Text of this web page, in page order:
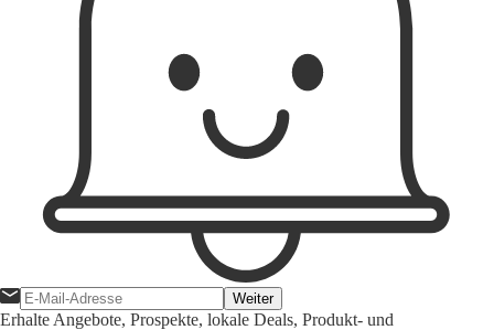
Weiter
Erhalte Angebote, Prospekte, lokale Deals, Produkt- und